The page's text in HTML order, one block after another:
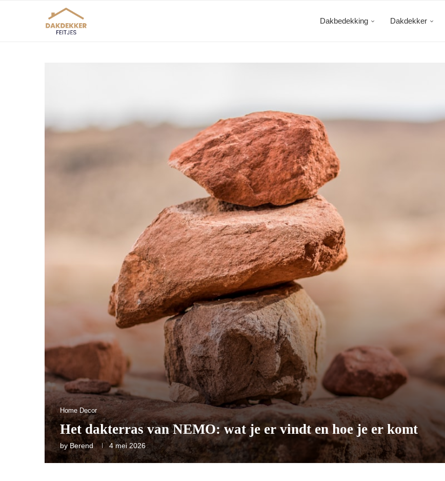
Dakbedekking Dakdekker
Home Decor
Het dakterras van NEMO: wat je er vindt en hoe je er komt
by Berend 4 mei 2026